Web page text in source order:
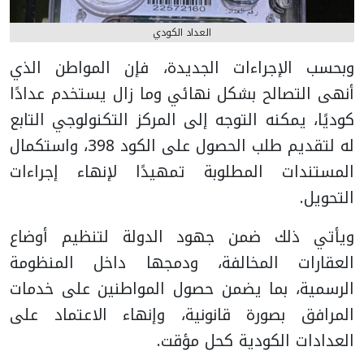
العداد الكودي
وبحسب الإجراءات الجديدة، فإن المواطن الذي
أنهى التصالح بشكل نهائي وما زال يستخدم عدادًا
كوديًا، يمكنه التوجه إلى المركز التكنولوجي التابع
له لتقديم طلب الحصول على الكود 398، واستكمال
المستندات المطلوبة تمهيدًا لإنهاء إجراءات
التحويل.
ويأتي ذلك ضمن جهود الدولة لتنظيم أوضاع
العقارات المخالفة، ودمجها داخل المنظومة
الرسمية، بما يضمن حصول المواطنين على خدمات
المرافق بصورة قانونية، وإنهاء الاعتماد على
العدادات الكودية كحل مؤقت.